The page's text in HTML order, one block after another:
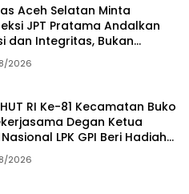
Aceh Selatan Minta
JPT Pratama Andalkan
dan Integritas, Bukan
2026
RI Ke-81 Kecamatan Buko
Degan Ketua
LPK GPI Beri Hadiah
Laga Sepak Bola U-
2026